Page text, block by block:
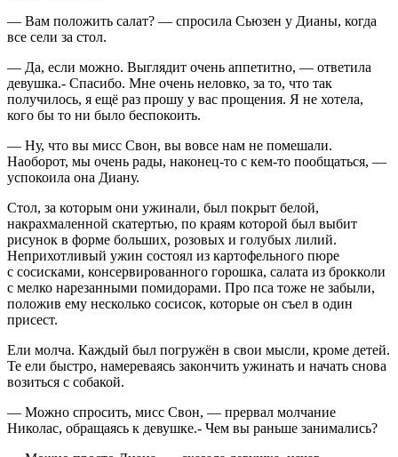
— Вам положить салат? — спросила Сьюзен у Дианы, когда
все сели за стол.
— Да, если можно. Выглядит очень аппетитно, — ответила
девушка.- Спасибо. Мне очень неловко, за то, что так
получилось, я ещё раз прошу у вас прощения. Я не хотела,
кого бы то ни было беспокоить.
— Ну, что вы мисс Свон, вы вовсе нам не помешали.
Наоборот, мы очень рады, наконец-то с кем-то пообщаться, —
успокоила она Диану.
Стол, за которым они ужинали, был покрыт белой,
накрахмаленной скатертью, по краям которой был выбит
рисунок в форме больших, розовых и голубых лилий.
Неприхотливый ужин состоял из картофельного пюре
с сосисками, консервированного горошка, салата из брокколи
с мелко нарезанными помидорами. Про пса тоже не забыли,
положив ему несколько сосисок, которые он съел в один
присест.
Ели молча. Каждый был погружён в свои мысли, кроме детей.
Те ели быстро, намереваясь закончить ужинать и начать снова
возиться с собакой.
— Можно спросить, мисс Свон, — прервал молчание
Николас, обращаясь к девушке.- Чем вы раньше занимались?